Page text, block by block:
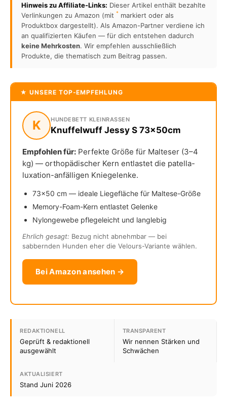
Hinweis zu Affiliate-Links: Dieser Artikel enthält bezahlte
Verlinkungen zu Amazon (mit * markiert oder als
Produktbox dargestellt). Als Amazon-Partner verdiene ich
an qualifizierten Käufen — für dich entstehen dadurch
keine Mehrkosten. Wir empfehlen ausschließlich
Produkte, die thematisch zum Beitrag passen.
★ UNSERE TOP-EMPFEHLUNG
K HUNDEBETT KLEINRASSEN
Knuffelwuff Jessy S 73×50cm
Empfohlen für: Perfekte Größe für Malteser (3–4
kg) — orthopädischer Kern entlastet die patella-
luxation-anfälligen Kniegelenke.
73×50 cm — ideale Liegefläche für Maltese-Größe
Memory-Foam-Kern entlastet Gelenke
Nylongewebe pflegeleicht und langlebig
Ehrlich gesagt: Bezug nicht abnehmbar — bei
sabbernden Hunden eher die Velours-Variante wählen.
Bei Amazon ansehen →
REDAKTIONELL
Geprüft & redaktionell
ausgewählt
TRANSPARENT
Wir nennen Stärken und
Schwächen
AKTUALISIERT
Stand Juni 2026